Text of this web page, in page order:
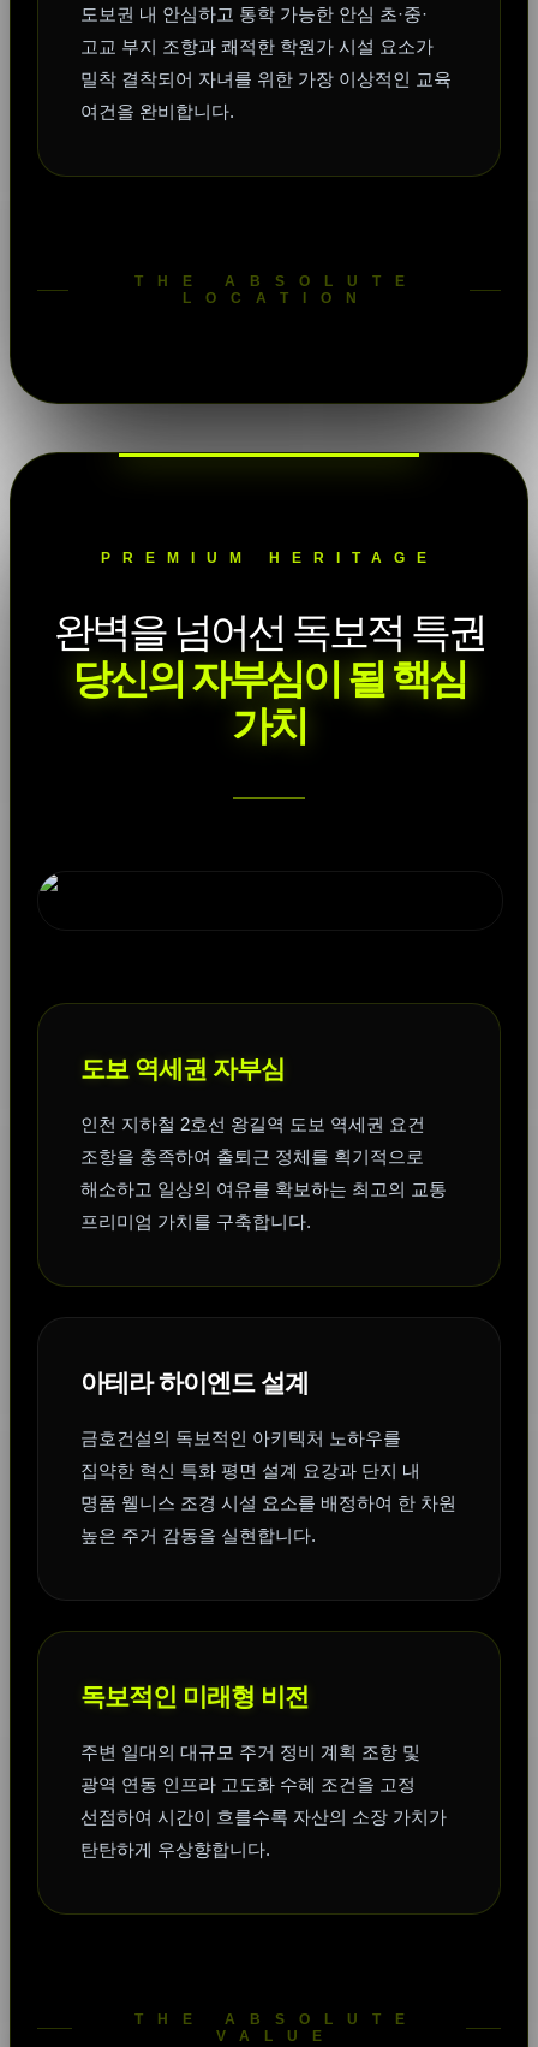
도보권 내 안심하고 통학 가능한 안심 초·중·
고교 부지 조항과 쾌적한 학원가 시설 요소가
밀착 결착되어 자녀를 위한 가장 이상적인 교육
여건을 완비합니다.
THE ABSOLUTE
LOCATION
PREMIUM HERITAGE
완벽을 넘어선 독보적 특권
당신의 자부심이 될 핵심
가치
도보 역세권 자부심
인천 지하철 2호선 왕길역 도보 역세권 요건
조항을 충족하여 출퇴근 정체를 획기적으로
해소하고 일상의 여유를 확보하는 최고의 교통
프리미엄 가치를 구축합니다.
아테라 하이엔드 설계
금호건설의 독보적인 아키텍처 노하우를
집약한 혁신 특화 평면 설계 요강과 단지 내
명품 웰니스 조경 시설 요소를 배정하여 한 차원
높은 주거 감동을 실현합니다.
독보적인 미래형 비전
주변 일대의 대규모 주거 정비 계획 조항 및
광역 연동 인프라 고도화 수혜 조건을 고정
선점하여 시간이 흐를수록 자산의 소장 가치가
탄탄하게 우상향합니다.
THE ABSOLUTE
VALUE